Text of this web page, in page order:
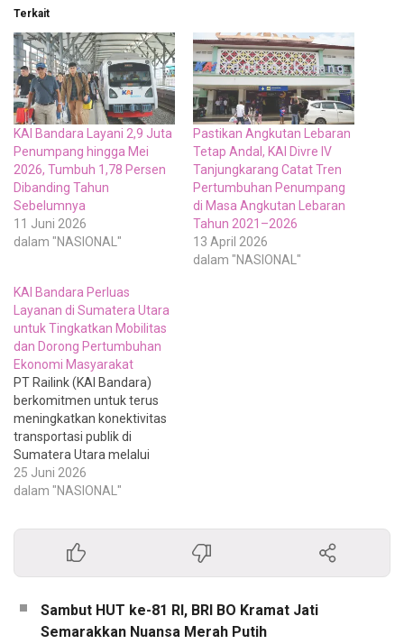
Terkait
KAI Bandara Layani 2,9 Juta
Penumpang hingga Mei
2026, Tumbuh 1,78 Persen
Dibanding Tahun
Sebelumnya
11 Juni 2026
dalam "NASIONAL"
Pastikan Angkutan Lebaran
Tetap Andal, KAI Divre IV
Tanjungkarang Catat Tren
Pertumbuhan Penumpang
di Masa Angkutan Lebaran
Tahun 2021–2026
13 April 2026
dalam "NASIONAL"
KAI Bandara Perluas
Layanan di Sumatera Utara
untuk Tingkatkan Mobilitas
dan Dorong Pertumbuhan
Ekonomi Masyarakat
PT Railink (KAI Bandara)
berkomitmen untuk terus
meningkatkan konektivitas
transportasi publik di
Sumatera Utara melalui
penambahan layanan
kereta api yang akan
masyarakat, khususnya di
wilayah Kabupaten Deli
Serdang dan sekitarnya.
Langkah ini merupakan
perusahaan dalam
mendukung mobilitas
25 Juni 2026
dalam "NASIONAL"
Sambut HUT ke-81 RI, BRI BO Kramat Jati
Semarakkan Nuansa Merah Putih